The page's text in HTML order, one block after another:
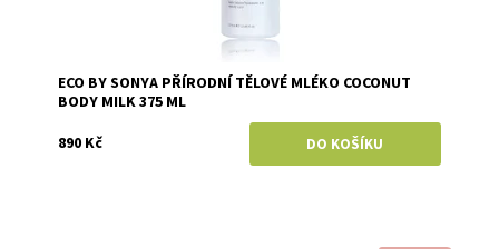
ECO BY SONYA PŘÍRODNÍ TĚLOVÉ MLÉKO COCONUT
BODY MILK 375 ML
890 Kč